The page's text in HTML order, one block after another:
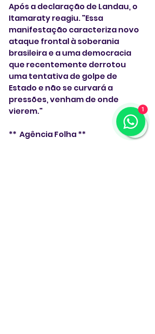
Após a declaração de Landau, o
Itamaraty reagiu. "Essa
manifestação caracteriza novo
ataque frontal à soberania
brasileira e a uma democracia
que recentemente derrotou
uma tentativa de golpe de
Estado e não se curvará a
pressões, venham de onde
vierem."
**  Agência Folha **
1